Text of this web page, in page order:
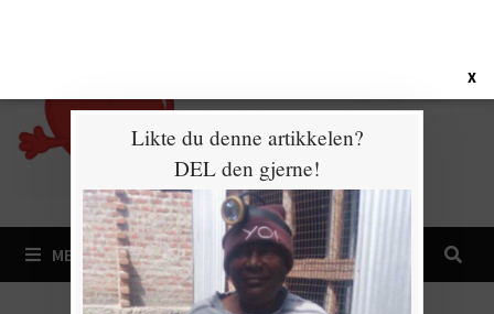
MENY
X
Likte du denne artikkelen?
DEL den gjerne!